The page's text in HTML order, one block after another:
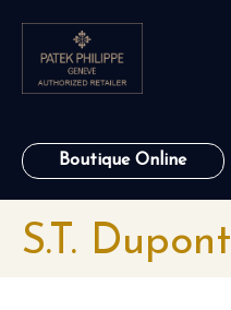
Boutique Online
S.T. Dupont